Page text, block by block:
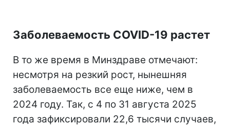
Заболеваемость COVID-19 растет
В то же время в Минздраве отмечают:
несмотря на резкий рост, нынешняя
заболеваемость все еще ниже, чем в
2024 году. Так, с 4 по 31 августа 2025
года зафиксировали 22,6 тысячи случаев,